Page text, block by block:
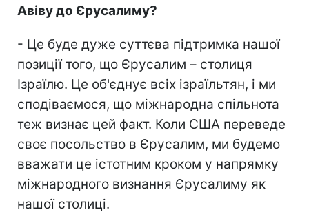
Авіву до Єрусалиму?
- Це буде дуже суттєва підтримка нашої
позиції того, що Єрусалим – столиця
Ізраїлю. Це об'єднує всіх ізраїльтян, і ми
сподіваємося, що міжнародна спільнота
теж визнає цей факт. Коли США переведе
своє посольство в Єрусалим, ми будемо
вважати це істотним кроком у напрямку
міжнародного визнання Єрусалиму як
нашої столиці.